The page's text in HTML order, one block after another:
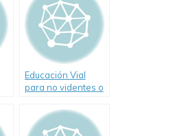
Educación Vial
para no videntes o
visuales